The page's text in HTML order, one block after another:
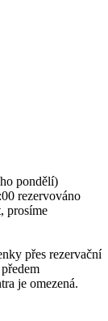
pondělí)
rezervováno
prosíme
přes rezervační
je omezená.